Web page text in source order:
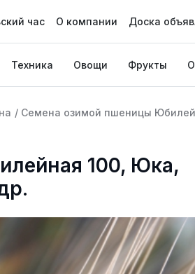
час О компании Доска
Техника Овощи Фрукты
/ Семена озимой пшеницы
100, Юка,